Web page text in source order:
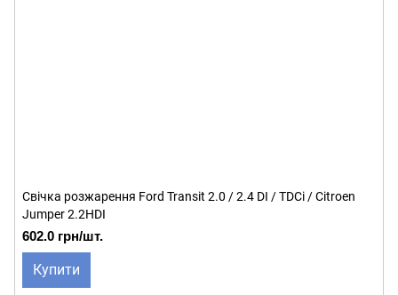
Свічка розжарення Ford Transit 2.0 / 2.4 DI / TDCi / Citroen
Jumper 2.2HDI
602.0 грн/шт.
Купити